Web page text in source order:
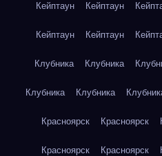
Кейптаун Кейптаун
Кейптаун Кейптаун
Клубника Клубника
Клубника Клубника
Красноярск Красноярск
Красноярск Красноярск